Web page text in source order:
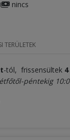
nincs
TERÜLETEK
-tól, frissensültek
péntekig